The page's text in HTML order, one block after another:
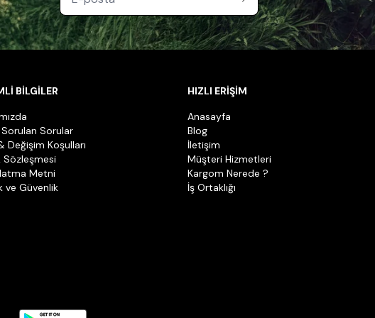
bağlı olarak aşağıdaki kişisel verileriniz işlenebilir.
olabilecek diğer kimlik bilgileri.
ve diğer iletişim bilgileri.
hesap tercihleri, giriş ve oturum bilgileri ve üyelik işlemlerine ilişkin
kullanılan kampanya ve kuponlar, hediye çeki ve cüzdan/bakiye
ilişkin süreçler, kullanılan ödeme yönteminin niteliğine göre yetkili
BİLGİLER
Sorulan Sorular
Değişim Koşulları
Sözleşmesi
Metni
ve Güvenlik
HIZLI ERİŞİM
Anasayfa
Blog
İletişim
Müşteri Hizmetleri
Kargom Nerede ?
İş Ortaklığı